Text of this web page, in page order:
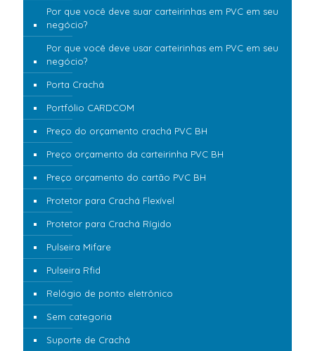
Por que você deve suar carteirinhas em PVC em seu
negócio?
Por que você deve usar carteirinhas em PVC em seu
negócio?
Porta Crachá
Portfólio CARDCOM
Preço do orçamento crachá PVC BH
Preço orçamento da carteirinha PVC BH
Preço orçamento do cartão PVC BH
Protetor para Crachá Flexível
Protetor para Crachá Rígido
Pulseira Mifare
Pulseira Rfid
Relógio de ponto eletrônico
Sem categoria
Suporte de Crachá